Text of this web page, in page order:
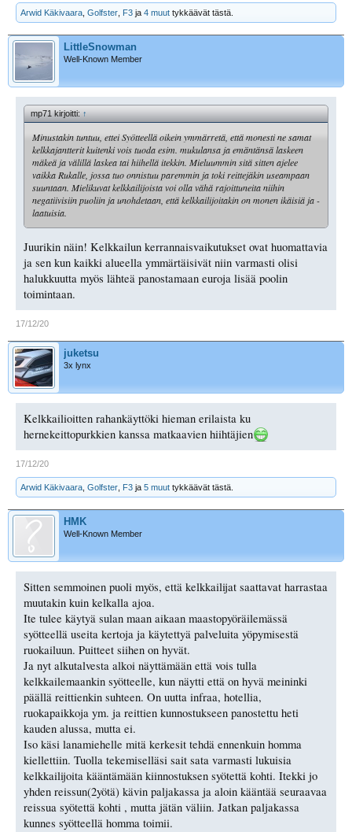
Arwid Käkivaara Golfster F3 ja 4 muut tykkäävät tästä.
LittleSnowman
Well-Known Member
mp71 kirjoitti:↑
Minustakin tuntuu, ettei Syötteellä oikein ymmärretä, että monesti ne samat
kelkkajantterit kuitenki vois tuoda esim. mukulansa ja emäntänsä laskeen
mäkeä ja välillä laskea tai hiihellä itekkin. Mieluummin sitä sitten ajelee
vaikka Rukalle, jossa tuo onnistuu paremmin ja toki reittejäkin useampaan
suuntaan. Mielikuvat kelkkailijoista voi olla vähä rajoittuneita niihin
negatiivisiin puoliin ja unohdetaan, että kelkkailijoitakin on monen ikäisiä ja -
laatuisia.
Juurikin näin! Kelkkailun kerrannaisvaikutukset ovat huomattavia
ja sen kun kaikki alueella ymmärtäisivät niin varmasti olisi
halukkuutta myös lähteä panostamaan euroja lisää poolin
toimintaan.
17/12/20
juketsu
3x lynx
Kelkkailioitten rahankäyttöki hieman erilaista ku
hernekeittopurkkien kanssa matkaavien hiihtäjien
17/12/20
Arwid Käkivaara, Golfster, F3 ja 5 muut tykkäävät tästä.
HMK
Well-Known Member
Sitten semmoinen puoli myös, että kelkkailijat saattavat harrastaa
muutakin kuin kelkalla ajoa.
Ite tulee käytyä sulan maan aikaan maastopyöräilemässä
syötteellä useita kertoja ja käytettyä palveluita yöpymisestä
ruokailuun. Puitteet siihen on hyvät.
Ja nyt alkutalvesta alkoi näyttämään että vois tulla
kelkkailemaankin syötteelle, kun näytti että on hyvä meininki
päällä reittienkin suhteen. On uutta infraa, hotellia,
ruokapaikkoja ym. ja reittien kunnostukseen panostettu heti
kauden alussa, mutta ei.
Iso käsi lanamiehelle mitä kerkesit tehdä ennenkuin homma
kiellettiin. Tuolla tekemiselläsi sait sata varmasti lukuisia
kelkkailijoita kääntämään kiinnostuksen syötettä kohti. Itekki jo
yhden reissun(2yötä) kävin paljakassa ja aloin kääntää seuraavaa
reissua syötettä kohti , mutta jätän väliin. Jatkan paljakassa
kunnes syötteellä homma toimii.